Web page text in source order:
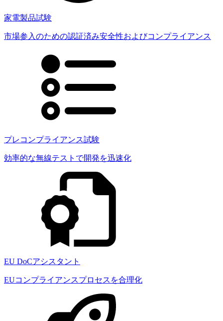
家電製品試験
市場参入のための認証済み安全性およびコンプライアンス
プレコンプライアンス試験
効率的な無線テストで開発を迅速化
EU DoCアシスタント
EUコンプライアンスプロセスを合理化